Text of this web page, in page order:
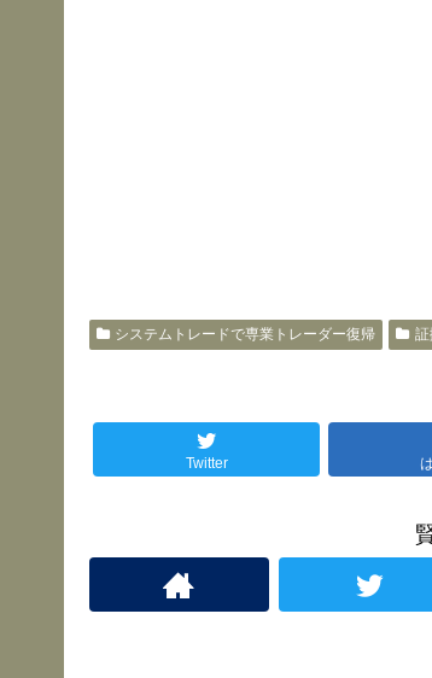
システムトレードで専業トレーダー復帰
Twitter